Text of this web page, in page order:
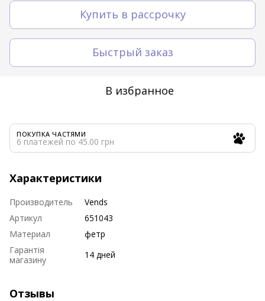
Купить в рассрочку
Быстрый заказ
В избранное
ПОКУПКА ЧАСТЯМИ
6 платежей по 45.00 грн
Характеристики
Производитель
Vends
Артикул
651043
Материал
фетр
Гарантія
магазину
14 дней
Отзывы